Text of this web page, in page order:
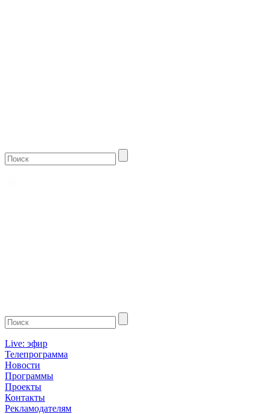
Live: эфир
Телепрограмма
Новости
Программы
Проекты
Контакты
Рекламодателям